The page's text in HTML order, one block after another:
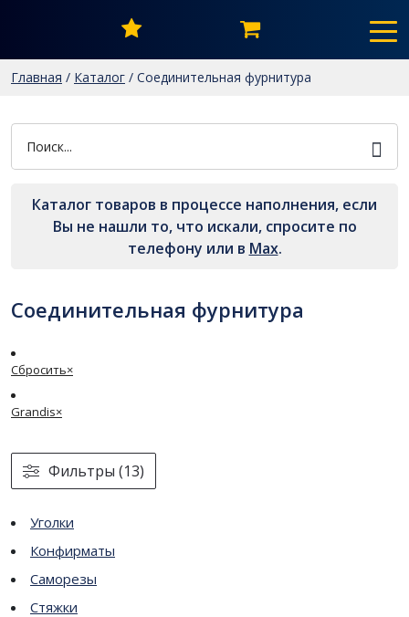
Главная / Каталог / Соединительная фурнитура
Каталог товаров в процессе наполнения, если
Вы не нашли то, что искали, спросите по
телефону или в Мах.
Соединительная фурнитура
Сбросить×
Grandis×
Фильтры (13)
Уголки
Конфирматы
Саморезы
Стяжки